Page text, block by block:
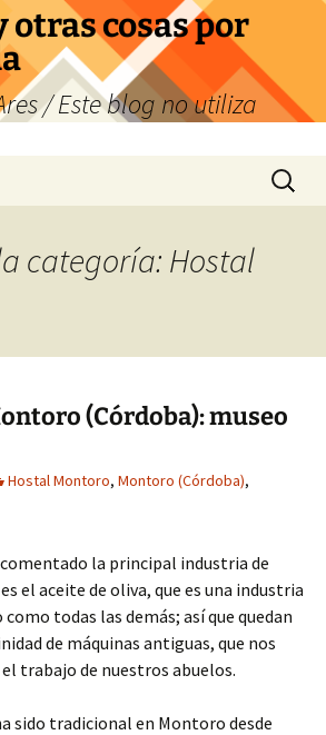
otras cosas por
/ Este blog no utiliza
Buscar:
categoría: Hostal
(Córdoba): museo
Hostal Montoro, Montoro (Córdoba),
la principal industria de
el aceite de oliva, que es una industria
todas las demás; así que quedan
de máquinas antiguas, que nos
trabajo de nuestros abuelos.
sido tradicional en Montoro desde